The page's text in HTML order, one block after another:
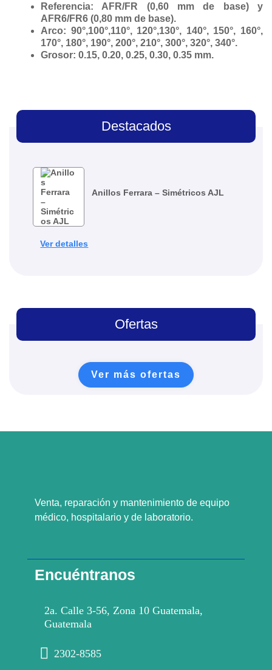
Referencia: AFR/FR (0,60 mm de base) y
AFR6/FR6 (0,80 mm de base).
Arco: 90°,100°,110°, 120°,130°, 140°, 150°, 160°,
170°, 180°, 190°, 200°, 210°, 300°, 320°, 340°.
Grosor: 0.15, 0.20, 0.25, 0.30, 0.35 mm.
Destacados
Anillos Ferrara – Simétricos AJL
Ver detalles
Ofertas
Ver más ofertas
Venta, reparación y mantenimiento de equipo
médico, hospitalario y de laboratorio.
Encuéntranos
2a. Calle 3-56, Zona 10 Guatemala,
Guatemala
2302-8585